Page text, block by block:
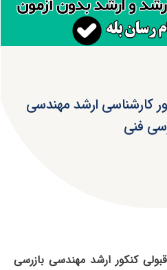
کارشناسی ارشد مهندسی
فنی
کنکور ارشد مهندسی بازرسی